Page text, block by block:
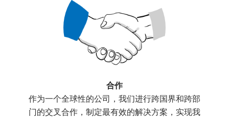
合作
作为一个全球性的公司，我们进行跨国界和跨部
门的交叉合作，制定最有效的解决方案，实现我